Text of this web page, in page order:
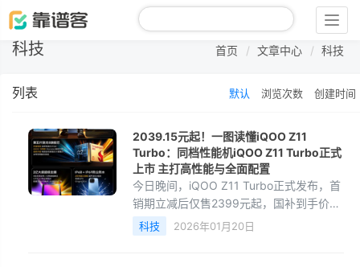
科技 首页 文章中心 科技
列表 默认 浏览次数 创建时间
2039.15元起！一图读懂iQOO Z11
Turbo：同档性能机iQOO Z11 Turbo正式
上市 主打高性能与全面配置
今日晚间，iQOO Z11 Turbo正式发布，首
销期立减后仅售2399元起，国补到手价
2039.15元起，购机还可享6期免息分期。
作为Z系列新成员，iQOO Z11 Turbo同时
科技 2026年01月20日